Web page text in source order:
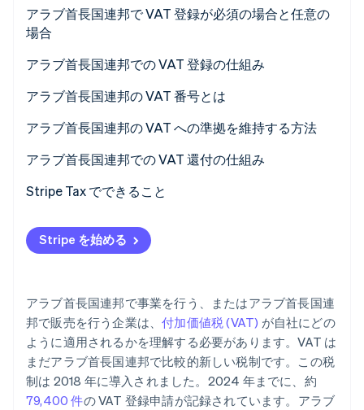
ゼロ税率の商品やサービス (0%)
免税の商品およびサービス
アラブ首長国連邦に拠点を置き、VAT のしきい値を
超えるビジネス
アラブ首長国連邦で販売する非居住事業者
アラブ首長国連邦で VAT 登録が必須の場合と任意の
場合
必須登録
任意登録
しきい値にカウントされる内容
アラブ首長国連邦での VAT 登録の仕組み
アラブ首長国連邦の VAT 番号とは
アラブ首長国連邦の VAT への準拠を維持する方法
課税対象の売上に対する正しい VAT の請求
必要に応じてリバースチャージを適用する
VAT 準拠のタックスインボイスを発行する
仕入 VAT と売上 VAT を管理する
適切な記録を保管する
アラブ首長国連邦での VAT 還付の仕組み
VAT 登録事業者の還付
外国企業の還付
特別還付カテゴリ
Stripe Tax でできること
Stripe を始める
アラブ首長国連邦で事業を行う、またはアラブ首長国連
邦で販売を行う企業は、付加価値税 (VAT) が自社にどの
ように適用されるかを理解する必要があります。VAT は
まだアラブ首長国連邦で比較的新しい税制です。この税
制は 2018 年に導入されました。2024 年までに、約
79,400 件の VAT 登録申請が記録されています。アラブ